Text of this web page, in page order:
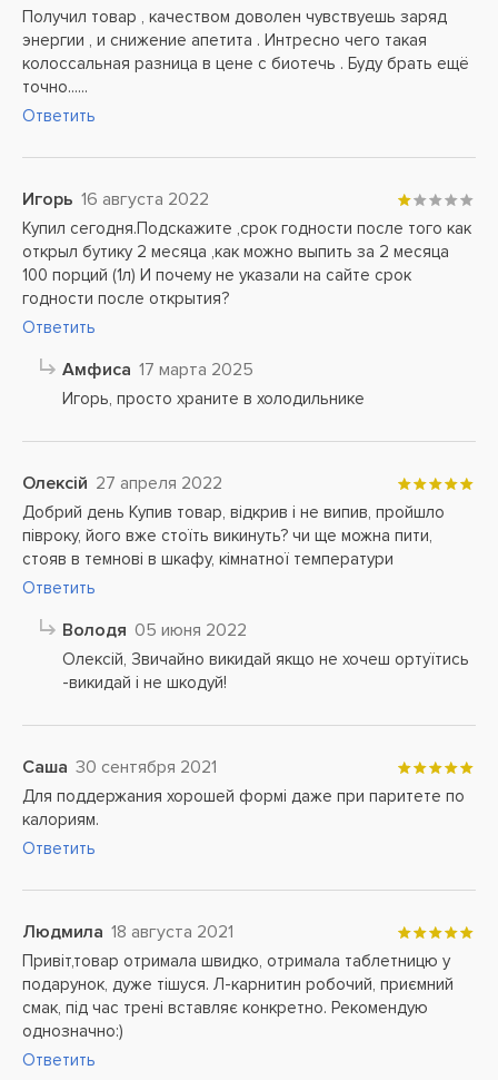
Получил товар , качеством доволен чувствуешь заряд
энергии , и снижение апетита . Интресно чего такая
колоссальная разница в цене с биотечь . Буду брать ещё
точно......
Ответить
Игорь 16 августа 2022
Купил сегодня.Подскажите ,срок годности после того как
открыл бутику 2 месяца ,как можно выпить за 2 месяца
100 порций (1л) И почему не указали на сайте срок
годности после открытия?
Ответить
Амфиса 17 марта 2025
Игорь, просто храните в холодильнике
Олексій 27 апреля 2022
Добрий день Купив товар, відкрив і не випив, пройшло
півроку, його вже стоїть викинуть? чи ще можна пити,
стояв в темнові в шкафу, кімнатної температури
Ответить
Володя 05 июня 2022
Олексій, Звичайно викидай якщо не хочеш ортуїтись
-викидай і не шкодуй!
Саша 30 сентября 2021
Для поддержания хорошей формі даже при паритете по
калориям.
Ответить
Людмила 18 августа 2021
Привіт,товар отримала швидко, отримала таблетницю у
подарунок, дуже тішуся. Л-карнитин робочий, приємний
смак, під час трені вставляє конкретно. Рекомендую
однозначно:)
Ответить